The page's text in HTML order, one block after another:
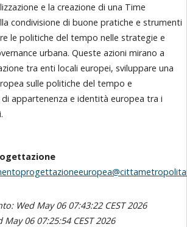
e la creazione di una Time
condivisione di buone pratiche e strumenti
le politiche del tempo nelle strategie e
urbana. Queste azioni mirano a
tra enti locali europei, sviluppare una
sulle politiche del tempo e
appartenenza e identità europea tra i
Wed May 06 07:43:22 CEST 2026
06 07:25:54 CEST 2026